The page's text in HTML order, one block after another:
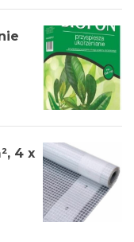
4 x